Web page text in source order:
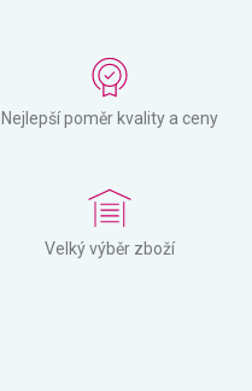
Nejlepší poměr kvality a ceny
Velký výběr zboží